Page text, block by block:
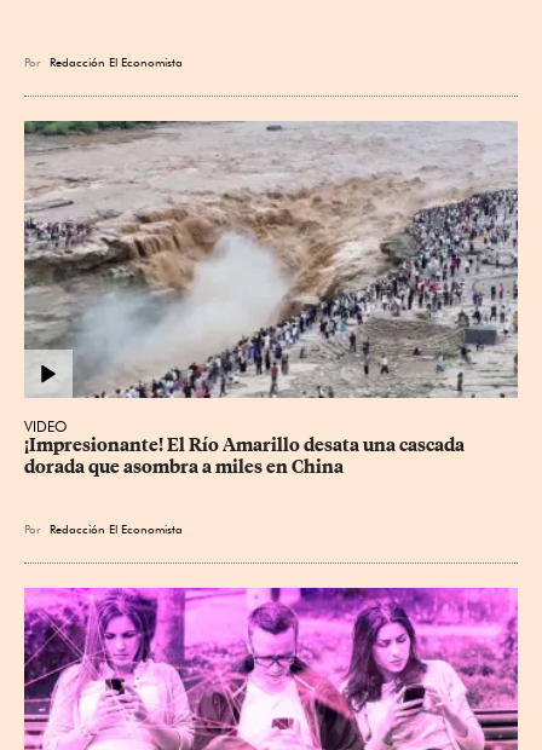
Por Redacción El Economista
VIDEO
¡Impresionante! El Río Amarillo desata una cascada
dorada que asombra a miles en China
Por Redacción El Economista